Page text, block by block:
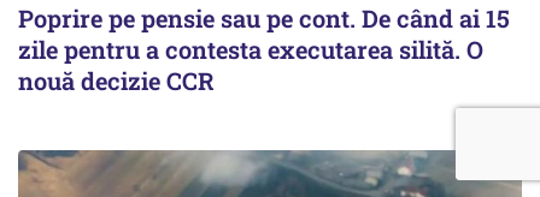
Poprire pe pensie sau pe cont. De când ai 15
zile pentru a contesta executarea silită. O
nouă decizie CCR